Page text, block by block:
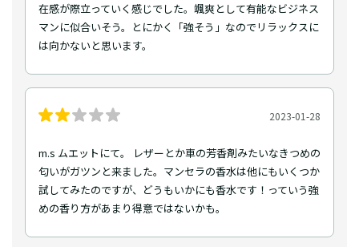
在感が際立っていく感じでした。颯爽として有能なビジネス
マンに似合いそう。とにかく「強そう」なのでリラックスに
は向かないと思います。
2023-01-28
m.s ムエットにて。 レザーとか車の芳香剤みたいなきつめの
匂いがガツンと来ました。マンセラの香水は他にもいくつか
試してみたのですが、どうもいかにも香水です！っていう強
めの香り方があまり得意ではないかも。